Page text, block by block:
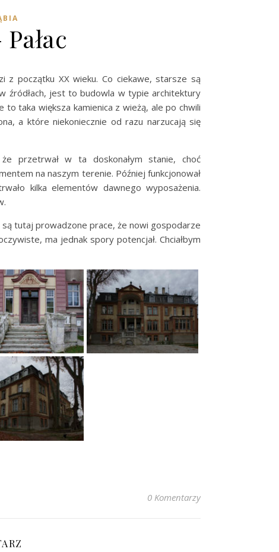
z początku XX wieku. Co ciekawe, starsze są
źródłach, jest to budowla w typie architektury
taka większa kamienica z wieżą, ale po chwili
a które niekoniecznie od razu narzucają się
przetrwał w ta doskonałym stanie, choć
na naszym terenie. Później funkcjonował
kilka elementów dawnego wyposażenia.
tutaj prowadzone prace, że nowi gospodarze
ma jednak spory potencjał. Chciałbym
0 Komentarzy